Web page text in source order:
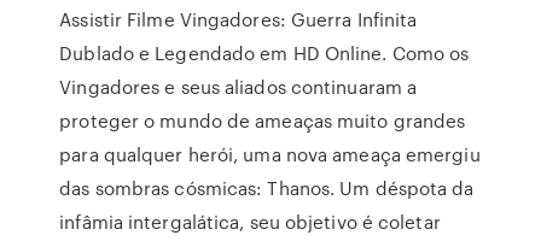
Assistir Filme Vingadores: Guerra Infinita
Dublado e Legendado em HD Online. Como os
Vingadores e seus aliados continuaram a
proteger o mundo de ameaças muito grandes
para qualquer herói, uma nova ameaça emergiu
das sombras cósmicas: Thanos. Um déspota da
infâmia intergalática, seu objetivo é coletar